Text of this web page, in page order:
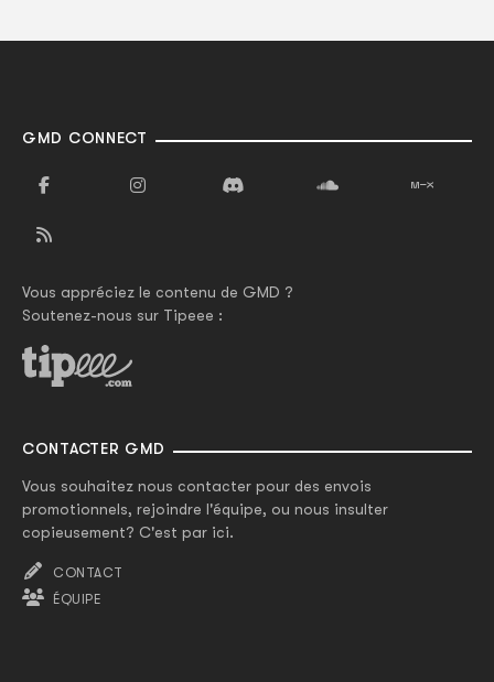
GMD CONNECT
Vous appréciez le contenu de GMD ?
Soutenez-nous sur Tipeee :
CONTACTER GMD
Vous souhaitez nous contacter pour des envois
promotionnels, rejoindre l'équipe, ou nous insulter
copieusement? C'est par ici.
CONTACT
ÉQUIPE